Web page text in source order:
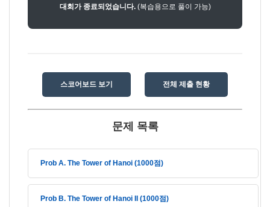
대회가 종료되었습니다.(복습용으로 풀이 가능)
스코어보드 보기 전체 제출 현황
문제 목록
Prob A. The Tower of Hanoi (1000점)
Prob B. The Tower of Hanoi II (1000점)